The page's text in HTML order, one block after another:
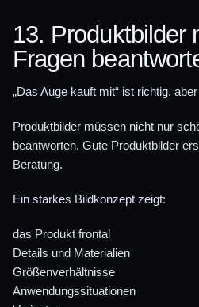
13. Produktbilder
Fragen
„Das Auge kauft mit“ ist richtig,
Produktbilder müssen nicht nur
beantworten. Gute Produktbilder
Beratung.
Ein starkes Bildkonzept zeigt:
das Produkt frontal
Details und Materialien
Größenverhältnisse
Anwendungssituationen